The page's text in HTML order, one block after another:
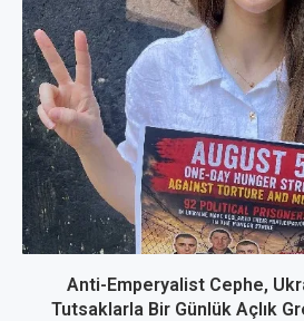
Anti-Emperyalist Cephe,
Tutsaklarla Bir Günlük Açlık